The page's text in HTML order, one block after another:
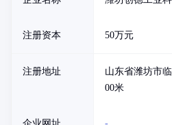
注册资本 50万元
注册地址
山东省潍坊市
00米